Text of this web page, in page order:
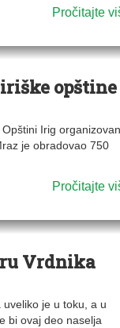
Pročitajte
opštine
Irig
je obradovao 750
Pročitajte
Vrdnika
je u toku, a u
bi ovaj deo naselja